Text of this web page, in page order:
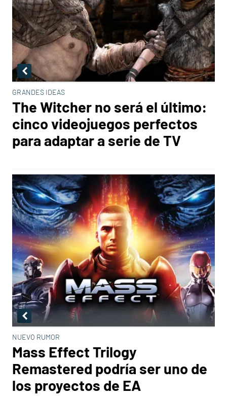
GRANDES IDEAS
The Witcher no será el último:
cinco videojuegos perfectos
para adaptar a serie de TV
NUEVO RUMOR
Mass Effect Trilogy
Remastered podría ser uno de
los proyectos de EA